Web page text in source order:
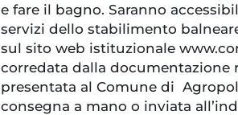
e fare il bagno. Saranno
servizi dello stabilimento
sul sito web istituzionale
corredata dalla documentazione
presentata al Comune di
consegna a mano o inviata